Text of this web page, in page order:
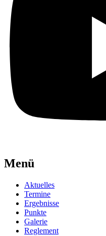
Menü
Aktuelles
Termine
Ergebnisse
Punkte
Galerie
Reglement